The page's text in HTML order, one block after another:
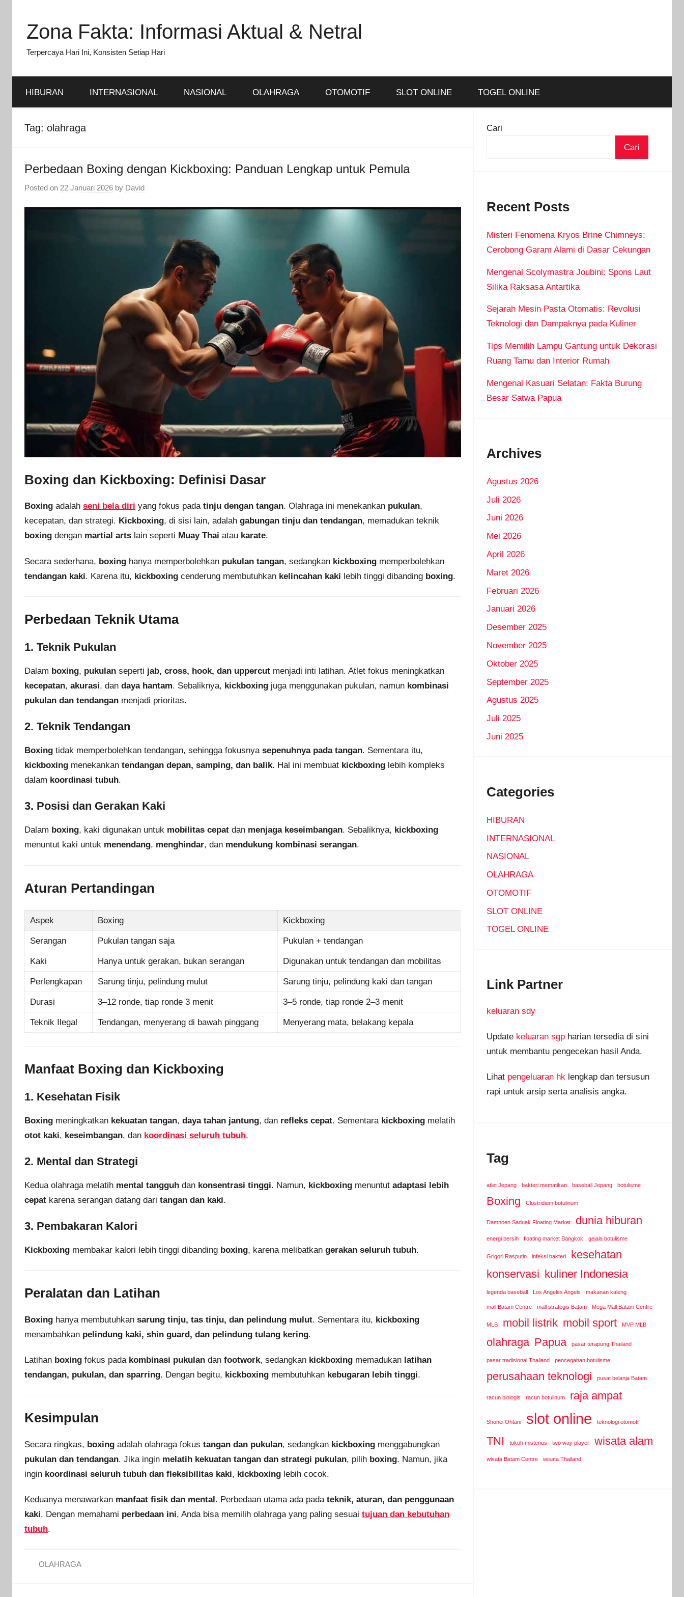
content
Zona Fakta: Informasi Aktual & Netral
Terpercaya Hari Ini, Konsisten Setiap Hari
HIBURAN INTERNASIONAL NASIONAL OLAHRAGA OTOMOTIF SLOT ONLINE TOGEL ONLINE
Tag: olahraga
Perbedaan Boxing dengan Kickboxing: Panduan Lengkap untuk Pemula
Posted on 22 Januari 2026 by David
Boxing dan Kickboxing: Definisi Dasar
Boxing adalah seni bela diri yang fokus pada tinju dengan tangan. Olahraga ini menekankan pukulan,
kecepatan, dan strategi. Kickboxing, di sisi lain, adalah gabungan tinju dan tendangan, memadukan teknik
boxing dengan martial arts lain seperti Muay Thai atau karate.
Secara sederhana, boxing hanya memperbolehkan pukulan tangan, sedangkan kickboxing memperbolehkan
tendangan kaki. Karena itu, kickboxing cenderung membutuhkan kelincahan kaki lebih tinggi dibanding boxing.
Perbedaan Teknik Utama
1. Teknik Pukulan
Dalam boxing, pukulan seperti jab, cross, hook, dan uppercut menjadi inti latihan. Atlet fokus meningkatkan
kecepatan, akurasi, dan daya hantam. Sebaliknya, kickboxing juga menggunakan pukulan, namun kombinasi
pukulan dan tendangan menjadi prioritas.
2. Teknik Tendangan
Boxing tidak memperbolehkan tendangan, sehingga fokusnya sepenuhnya pada tangan. Sementara itu,
kickboxing menekankan tendangan depan, samping, dan balik. Hal ini membuat kickboxing lebih kompleks
dalam koordinasi tubuh.
3. Posisi dan Gerakan Kaki
Dalam boxing, kaki digunakan untuk mobilitas cepat dan menjaga keseimbangan. Sebaliknya, kickboxing
menuntut kaki untuk menendang, menghindar, dan mendukung kombinasi serangan.
Aturan Pertandingan
Aspek Boxing Kickboxing
Serangan Pukulan tangan saja Pukulan + tendangan
Kaki Hanya untuk gerakan, bukan serangan Digunakan untuk tendangan dan mobilitas
Perlengkapan Sarung tinju, pelindung mulut Sarung tinju, pelindung kaki dan tangan
Durasi 3–12 ronde, tiap ronde 3 menit 3–5 ronde, tiap ronde 2–3 menit
Teknik Ilegal Tendangan, menyerang di bawah pinggang Menyerang mata, belakang kepala
Manfaat Boxing dan Kickboxing
1. Kesehatan Fisik
Boxing meningkatkan kekuatan tangan, daya tahan jantung, dan refleks cepat. Sementara kickboxing melatih
otot kaki, keseimbangan, dan koordinasi seluruh tubuh.
2. Mental dan Strategi
Kedua olahraga melatih mental tangguh dan konsentrasi tinggi. Namun, kickboxing menuntut adaptasi lebih
cepat karena serangan datang dari tangan dan kaki.
3. Pembakaran Kalori
Kickboxing membakar kalori lebih tinggi dibanding boxing, karena melibatkan gerakan seluruh tubuh.
Peralatan dan Latihan
Boxing hanya membutuhkan sarung tinju, tas tinju, dan pelindung mulut. Sementara itu, kickboxing
menambahkan pelindung kaki, shin guard, dan pelindung tulang kering.
Latihan boxing fokus pada kombinasi pukulan dan footwork, sedangkan kickboxing memadukan latihan
tendangan, pukulan, dan sparring. Dengan begitu, kickboxing membutuhkan kebugaran lebih tinggi.
Kesimpulan
Secara ringkas, boxing adalah olahraga fokus tangan dan pukulan, sedangkan kickboxing menggabungkan
pukulan dan tendangan. Jika ingin melatih kekuatan tangan dan strategi pukulan, pilih boxing. Namun, jika
ingin koordinasi seluruh tubuh dan fleksibilitas kaki, kickboxing lebih cocok.
Keduanya menawarkan manfaat fisik dan mental. Perbedaan utama ada pada teknik, aturan, dan penggunaan
kaki. Dengan memahami perbedaan ini, Anda bisa memilih olahraga yang paling sesuai tujuan dan kebutuhan
tubuh.
OLAHRAGA
Cari
Cari
Recent Posts
Misteri Fenomena Kryos Brine Chimneys:
Cerobong Garam Alami di Dasar Cekungan
Mengenal Scolymastra Joubini: Spons Laut
Silika Raksasa Antartika
Sejarah Mesin Pasta Otomatis: Revolusi
Teknologi dan Dampaknya pada Kuliner
Tips Memilih Lampu Gantung untuk Dekorasi
Ruang Tamu dan Interior Rumah
Mengenal Kasuari Selatan: Fakta Burung
Besar Satwa Papua
Archives
Agustus 2026
Juli 2026
Juni 2026
Mei 2026
April 2026
Maret 2026
Februari 2026
Januari 2026
Desember 2025
November 2025
Oktober 2025
September 2025
Agustus 2025
Juli 2025
Juni 2025
Categories
HIBURAN
INTERNASIONAL
NASIONAL
OLAHRAGA
OTOMOTIF
SLOT ONLINE
TOGEL ONLINE
Link Partner
keluaran sdy
Update keluaran sgpharian tersedia di sini
untuk membantu pengecekan hasil Anda.
Lihat pengeluaran hklengkap dan tersusun
rapi untuk arsip serta analisis angka.
Tag
atlet Jepang bakteri mematikan baseball Jepang botulisme
Boxing Clostridium botulinum
Damnoen Saduak Floating Market dunia hiburan
energi bersih floating market Bangkok gejala botulisme
Grigori Rasputin infeksi bakteri
kesehatan
konservasi kuliner Indonesia
legenda baseball Los Angeles Angels makanan kaleng
mall Batam Centre mall strategis Batam Mega Mall Batam Centre
MLB mobil listrik mobil sport MVP MLB
olahraga Papua pasar terapung Thailand
pasar tradisional Thailand pencegahan botulisme
perusahaan teknologi pusat belanja Batam
racun biologis racun botulinum raja ampat
Shohei Ohtani slot online teknologi otomotif
TNI tokoh misterius two way player wisata alam
wisata Batam Centre wisata Thailand